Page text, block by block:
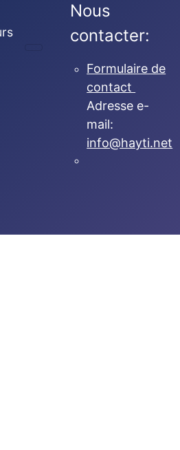
Nous
contacter:
Formulaire de
contact
Adresse e-
mail:
info@hayti.net